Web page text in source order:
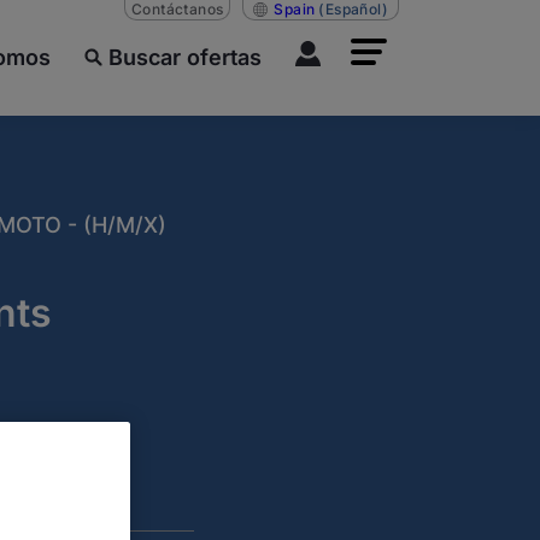
Buscar ofertas
Contáctanos Spain (Español)
- (H/M/X)